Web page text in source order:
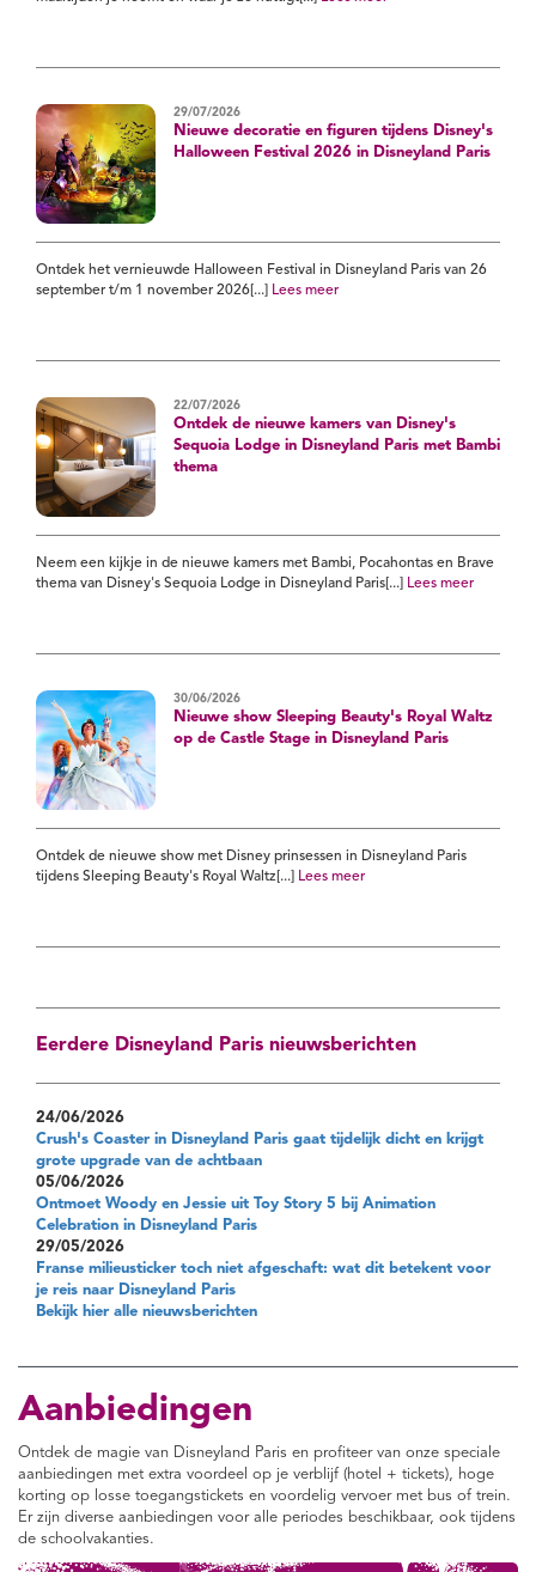
29/07/2026
Nieuwe decoratie en figuren tijdens Disney's
Halloween Festival 2026 in Disneyland Paris
Ontdek het vernieuwde Halloween Festival in Disneyland Paris van 26
september t/m 1 november 2026[...]
Lees meer
22/07/2026
Ontdek de nieuwe kamers van Disney's
Sequoia Lodge in Disneyland Paris met Bambi
thema
Neem een kijkje in de nieuwe kamers met Bambi, Pocahontas en Brave
thema van Disney's Sequoia Lodge in Disneyland Paris[...]
Lees meer
30/06/2026
Nieuwe show Sleeping Beauty's Royal Waltz
op de Castle Stage in Disneyland Paris
Ontdek de nieuwe show met Disney prinsessen in Disneyland Paris
tijdens Sleeping Beauty's Royal Waltz[...]
Lees meer
Eerdere Disneyland Paris nieuwsberichten
24/06/2026
Crush's Coaster in Disneyland Paris gaat tijdelijk dicht en krijgt
grote upgrade van de achtbaan
05/06/2026
Ontmoet Woody en Jessie uit Toy Story 5 bij Animation
Celebration in Disneyland Paris
29/05/2026
Franse milieusticker toch niet afgeschaft: wat dit betekent voor
je reis naar Disneyland Paris
Bekijk hier alle nieuwsberichten
Aanbiedingen
Ontdek de magie van Disneyland Paris en profiteer van onze speciale
aanbiedingen met extra voordeel op je verblijf (hotel + tickets), hoge
korting op losse toegangstickets en voordelig vervoer met bus of trein.
Er zijn diverse aanbiedingen voor alle periodes beschikbaar, ook tijdens
de schoolvakanties.